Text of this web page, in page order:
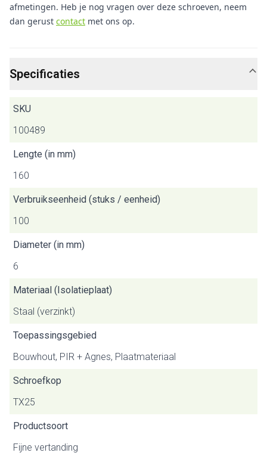
afmetingen. Heb je nog vragen over deze schroeven, neem
dan gerust contact met ons op.
Specificaties
SKU
100489
Lengte (in mm)
160
Verbruikseenheid (stuks / eenheid)
100
Diameter (in mm)
6
Materiaal (Isolatieplaat)
Staal (verzinkt)
Toepassingsgebied
Bouwhout, PIR + Agnes, Plaatmateriaal
Schroefkop
TX25
Productsoort
Fijne vertanding